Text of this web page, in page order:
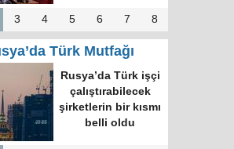
3 4 5 6 7 8
Türk Mutfağı
en
kültür
“Türk
Gecesi”